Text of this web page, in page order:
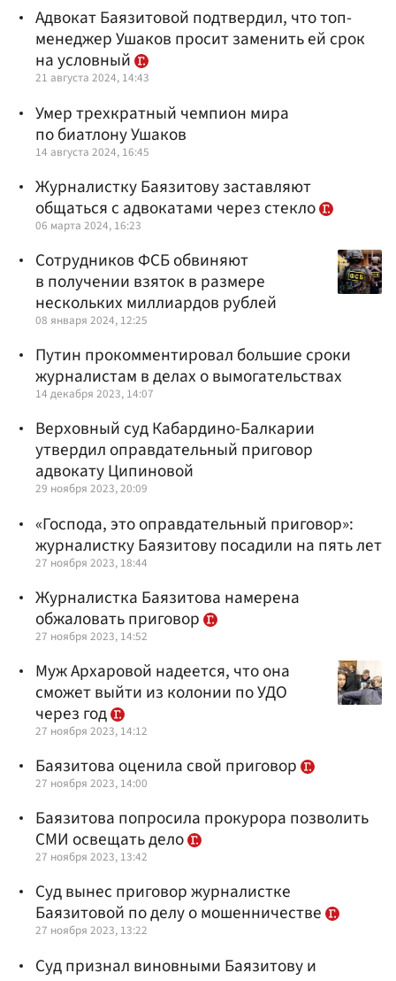
Адвокат Баязитовой подтвердил, что топ-
менеджер Ушаков просит заменить ей срок
на условный
21 августа 2024, 14:43
Умер трехкратный чемпион мира
по биатлону Ушаков
14 августа 2024, 16:45
Журналистку Баязитову заставляют
общаться с адвокатами через стекло
06 марта 2024, 16:23
Сотрудников ФСБ обвиняют
в получении взяток в размере
нескольких миллиардов рублей
08 января 2024, 12:25
Путин прокомментировал большие сроки
журналистам в делах о вымогательствах
14 декабря 2023, 14:07
Верховный суд Кабардино-Балкарии
утвердил оправдательный приговор
адвокату Ципиновой
29 ноября 2023, 20:09
«Господа, это оправдательный приговор»:
журналистку Баязитову посадили на пять лет
27 ноября 2023, 18:44
Журналистка Баязитова намерена
обжаловать приговор
27 ноября 2023, 14:52
Муж Архаровой надеется, что она
сможет выйти из колонии по УДО
через год
27 ноября 2023, 14:12
Баязитова оценила свой приговор
27 ноября 2023, 14:00
Баязитова попросила прокурора позволить
СМИ освещать дело
27 ноября 2023, 13:42
Суд вынес приговор журналистке
Баязитовой по делу о мошенничестве
27 ноября 2023, 13:22
Суд признал виновными Баязитову и